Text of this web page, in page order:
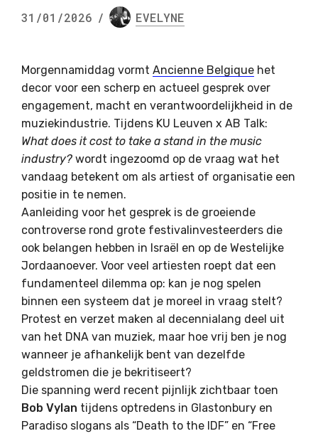
31/01/2026 / EVELYNE
Morgennamiddag vormt Ancienne Belgique het
decor voor een scherp en actueel gesprek over
engagement, macht en verantwoordelijkheid in de
muziekindustrie. Tijdens KU Leuven x AB Talk:
What does it cost to take a stand in the music
industry? wordt ingezoomd op de vraag wat het
vandaag betekent om als artiest of organisatie een
positie in te nemen.
Aanleiding voor het gesprek is de groeiende
controverse rond grote festivalinvesteerders die
ook belangen hebben in Israël en op de Westelijke
Jordaanoever. Voor veel artiesten roept dat een
fundamenteel dilemma op: kan je nog spelen
binnen een systeem dat je moreel in vraag stelt?
Protest en verzet maken al decennialang deel uit
van het DNA van muziek, maar hoe vrij ben je nog
wanneer je afhankelijk bent van dezelfde
geldstromen die je bekritiseert?
Die spanning werd recent pijnlijk zichtbaar toen
Bob Vylan tijdens optredens in Glastonbury en
Paradiso slogans als “Death to the IDF” en “Free